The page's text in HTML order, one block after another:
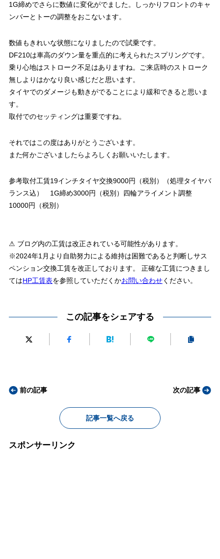
1G締めでさらに数値に変化がでました。しっかりフロントのキャ
ンバーとトーの調整をおこないます。
数値もきれいな状態になりましたので試乗です。
DF210は車高のダウン量を重点的に考えられたスプリングです。
乗り心地はストローク不足はありますね。ご来店時のストローク
無しよりはかなり良い感じだと思います。
タイヤでのダメージも動きがでることにより緩和できると思いま
す。
取付でのセッティングは重要ですね。
それではこの度はありがとうございます。
また何かございましたらよろしくお願いいたします。
参考取付工賃19インチタイヤ交換9000円（税別）（処理タイヤバ
ランス込） 1G締め3000円（税別）四輪アライメント調整
10000円（税別）
⚠ ブログ内の工賃は改正されている可能性があります。
※2024年1月より自助努力による維持は困難であると判断しサス
ペンション交換工賃を改正しております。 正確な工賃につきまし
てはHP工賃表を参照していただくかお問い合わせください。
この記事をシェアする
前の記事
記事一覧へ戻る
次の記事
スポンサーリンク